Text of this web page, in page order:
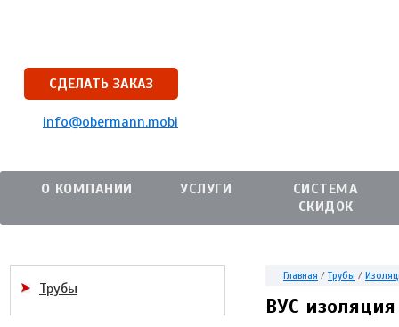
СДЕЛАТЬ ЗАКАЗ
info@obermann.mobi
О КОМПАНИИ УСЛУГИ
СИСТЕМА
СКИДОК
Трубы
Главная /Трубы /
ВУС изоляция